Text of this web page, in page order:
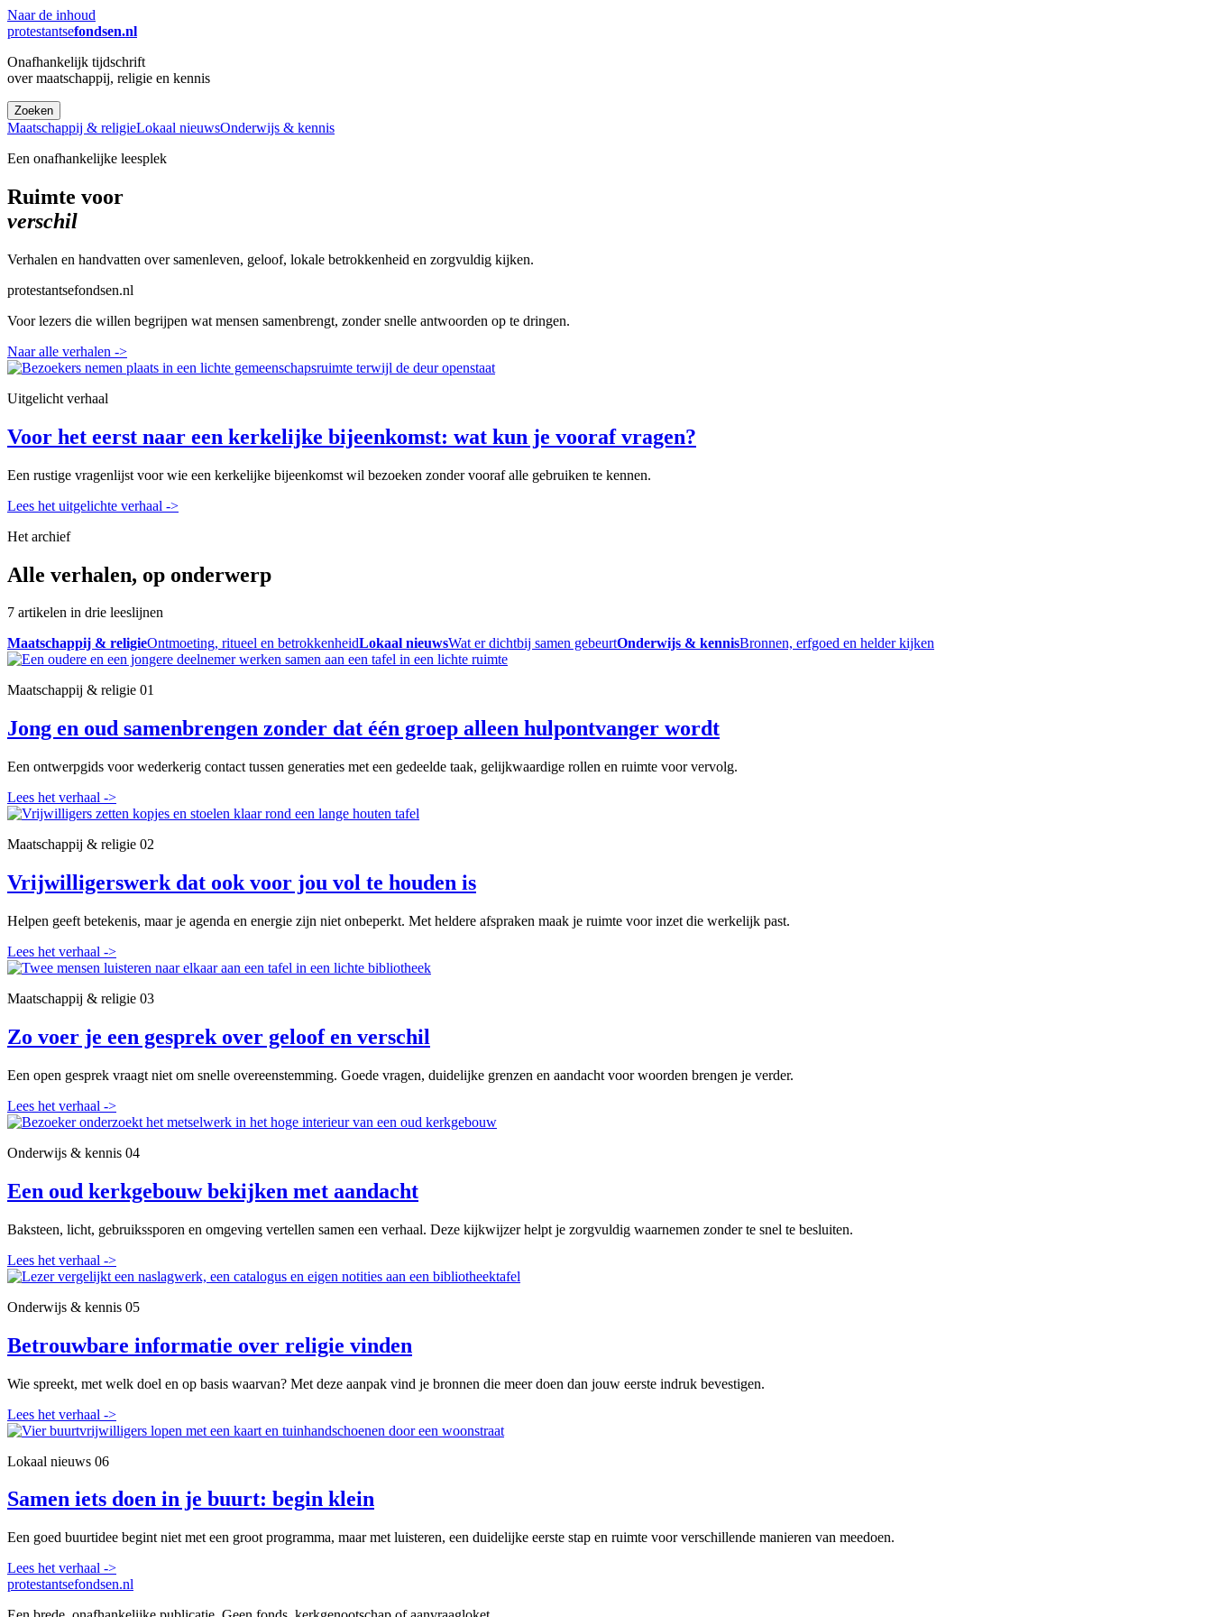
Naar de inhoud
protestantsefondsen.nl
Onafhankelijk tijdschrift
over maatschappij, religie en kennis
Zoeken
Maatschappij & religieLokaal nieuwsOnderwijs & kennis
Een onafhankelijke leesplek
Ruimte voor
verschil
Verhalen en handvatten over samenleven, geloof, lokale betrokkenheid en zorgvuldig kijken.
protestantsefondsen.nl
Voor lezers die willen begrijpen wat mensen samenbrengt, zonder snelle antwoorden op te dringen.
Naar alle verhalen ->
Uitgelicht verhaal
Voor het eerst naar een kerkelijke bijeenkomst: wat kun je vooraf vragen?
Een rustige vragenlijst voor wie een kerkelijke bijeenkomst wil bezoeken zonder vooraf alle gebruiken te kennen.
Lees het uitgelichte verhaal ->
Het archief
Alle verhalen, op onderwerp
7 artikelen in drie leeslijnen
Maatschappij & religieOntmoeting, ritueel en betrokkenheidLokaal nieuwsWat er dichtbij samen gebeurtOnderwijs & kennisBronnen, erfgoed en helder kijken
Maatschappij & religie 01
Jong en oud samenbrengen zonder dat één groep alleen hulpontvanger wordt
Een ontwerpgids voor wederkerig contact tussen generaties met een gedeelde taak, gelijkwaardige rollen en ruimte voor vervolg.
Lees het verhaal ->
Maatschappij & religie 02
Vrijwilligerswerk dat ook voor jou vol te houden is
Helpen geeft betekenis, maar je agenda en energie zijn niet onbeperkt. Met heldere afspraken maak je ruimte voor inzet die werkelijk past.
Lees het verhaal ->
Maatschappij & religie 03
Zo voer je een gesprek over geloof en verschil
Een open gesprek vraagt niet om snelle overeenstemming. Goede vragen, duidelijke grenzen en aandacht voor woorden brengen je verder.
Lees het verhaal ->
Onderwijs & kennis 04
Een oud kerkgebouw bekijken met aandacht
Baksteen, licht, gebruikssporen en omgeving vertellen samen een verhaal. Deze kijkwijzer helpt je zorgvuldig waarnemen zonder te snel te besluiten.
Lees het verhaal ->
Onderwijs & kennis 05
Betrouwbare informatie over religie vinden
Wie spreekt, met welk doel en op basis waarvan? Met deze aanpak vind je bronnen die meer doen dan jouw eerste indruk bevestigen.
Lees het verhaal ->
Lokaal nieuws 06
Samen iets doen in je buurt: begin klein
Een goed buurtidee begint niet met een groot programma, maar met luisteren, een duidelijke eerste stap en ruimte voor verschillende manieren van meedoen.
Lees het verhaal ->
protestantsefondsen.nl